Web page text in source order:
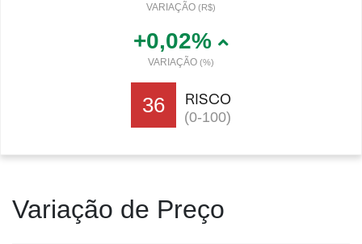
VARIAÇÃO (R$)
+0,02%
VARIAÇÃO (%)
36 RISCO
(0-100)
Variação de Preço